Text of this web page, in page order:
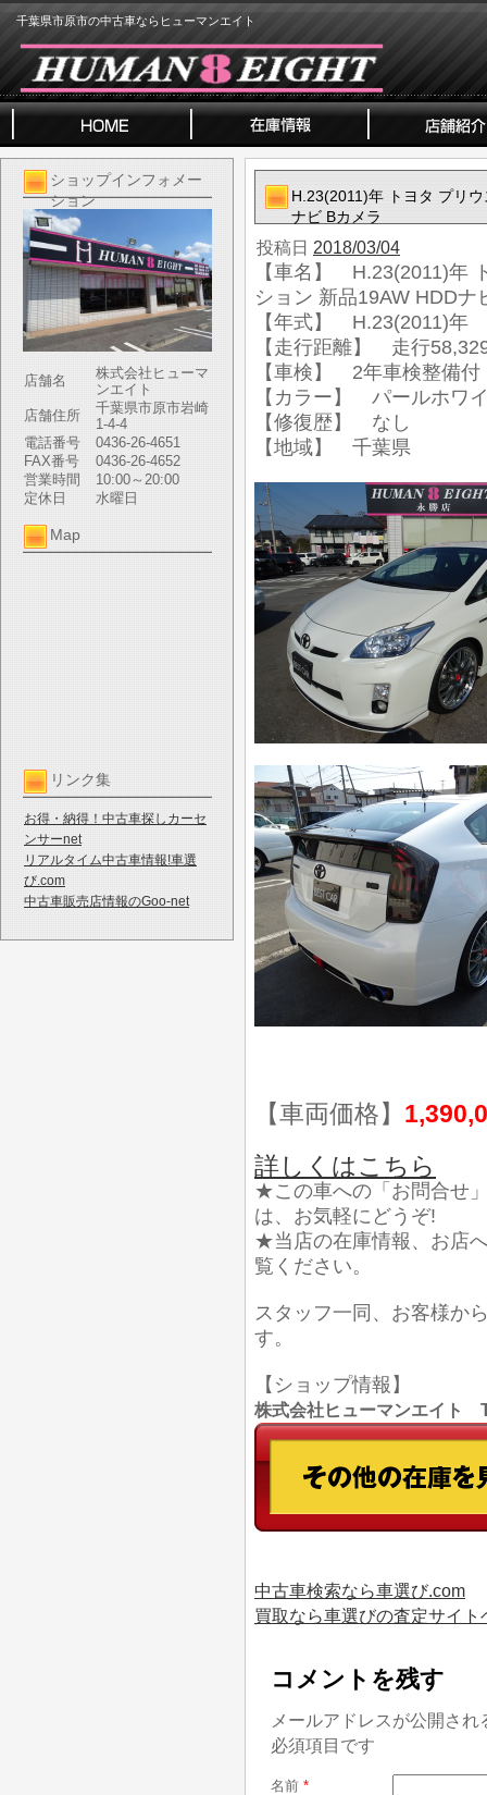
千葉県市原市の中古車ならヒューマンエイト
ショップインフォメー
ション
店舗名
株式会社ヒューマ
ンエイト
店舗住所
千葉県市原市岩崎
1-4-4
電話番号
0436-26-4651
FAX番号
0436-26-4652
営業時間
10:00～20:00
定休日
水曜日
Map
リンク集
お得・納得！中古車探しカーセ
ンサーnet
リアルタイム中古車情報!車選
び.com
中古車販売店情報のGoo-net
H.23(2011)年 トヨタ プリ
ナビ Bカメラ
投稿日 2018/03/04
【車名】 H.23(2011)年
ション 新品19AW HDDナ
【年式】 H.23(2011)年
【走行距離】 走行
【車検】 2年車検整備付
【カラー】 パールホワ
【修復歴】 なし
【地域】 千葉県
【車両価格】
詳しくはこちら
★この車への「お問合せ
は、お気軽にどうぞ!
★当店の在庫情報、お店
覧ください。
スタッフ一同、お客様か
す。
【ショップ情報】
株式会社ヒューマンエイト
中古車検索なら車選び.com
買取なら車選びの査定サイト
コメントを残す
メールアドレスが公開さ
必須項目です
名前 *